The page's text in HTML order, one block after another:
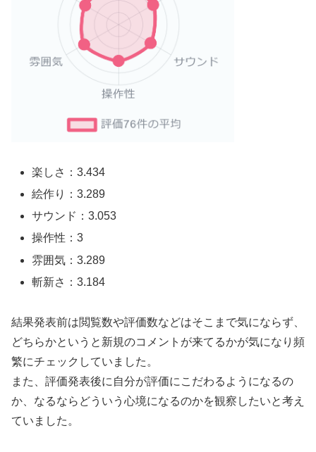
楽しさ：3.434
絵作り：3.289
サウンド：3.053
操作性：3
雰囲気：3.289
斬新さ：3.184
結果発表前は閲覧数や評価数などはそこまで気にならず、
どちらかというと新規のコメントが来てるかが気になり頻
繁にチェックしていました。
また、評価発表後に自分が評価にこだわるようになるの
か、なるならどういう心境になるのかを観察したいと考え
ていました。